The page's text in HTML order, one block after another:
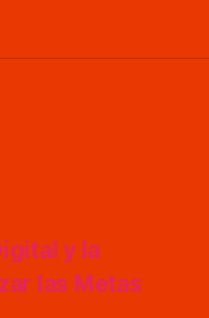
y la
las Metas